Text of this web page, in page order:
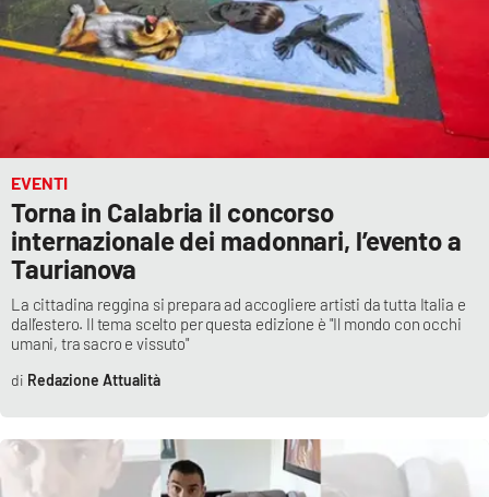
Storie
Lacplay.it
Lactv.it
Laconair.it
Lacitymag.it
Ilreggino.it
EVENTI
Torna in Calabria il concorso
internazionale dei madonnari, l’evento a
Taurianova
La cittadina reggina si prepara ad accogliere artisti da tutta Italia e
dall’estero. Il tema scelto per questa edizione è "Il mondo con occhi
umani, tra sacro e vissuto"
Redazione Attualità